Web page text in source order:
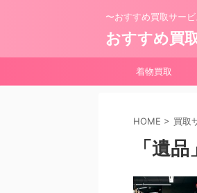
〜おすすめ買取サー
おすすめ買
着物買取
HOME > 買取
「遺